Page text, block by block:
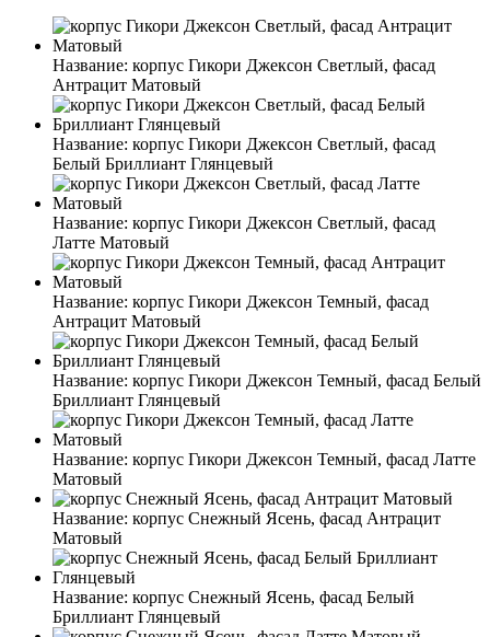
Название: корпус Гикори Джексон Светлый, фасад
Антрацит Матовый
Название: корпус Гикори Джексон Светлый, фасад
Белый Бриллиант Глянцевый
Название: корпус Гикори Джексон Светлый, фасад
Латте Матовый
Название: корпус Гикори Джексон Темный, фасад
Антрацит Матовый
Название: корпус Гикори Джексон Темный, фасад Белый
Бриллиант Глянцевый
Название: корпус Гикори Джексон Темный, фасад Латте
Матовый
Название: корпус Снежный Ясень, фасад Антрацит
Матовый
Название: корпус Снежный Ясень, фасад Белый
Бриллиант Глянцевый